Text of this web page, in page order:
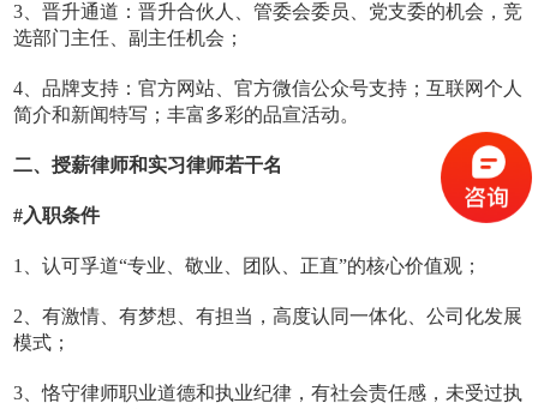
3、晋升通道：晋升合伙人、管委会委员、党支委的机会，竞
选部门主任、副主任机会；
4、品牌支持：官方网站、官方微信公众号支持；互联网个人
简介和新闻特写；丰富多彩的品宣活动。
二、授薪律师和实习律师若干名
#入职条件
1、认可孚道“专业、敬业、团队、正直”的核心价值观；
2、有激情、有梦想、有担当，高度认同一体化、公司化发展
模式；
3、恪守律师职业道德和执业纪律，有社会责任感，未受过执